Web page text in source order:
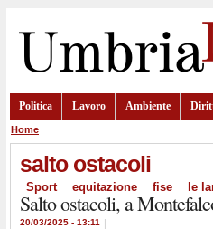
Politica Lavoro Ambiente
Home
salto ostacoli
Sport equitazione fise le
Salto ostacoli, a
20/03/2025 - 13:11